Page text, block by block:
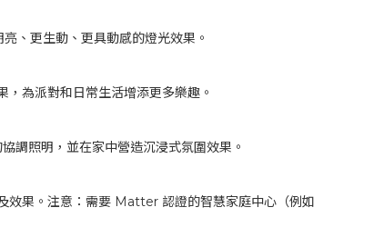
、更生動、更具動感的燈光效果。
為派對和日常生活增添更多樂趣。
照明，並在家中營造沉浸式氛圍效果。
果。注意：需要 Matter 認證的智慧家庭中心（例如